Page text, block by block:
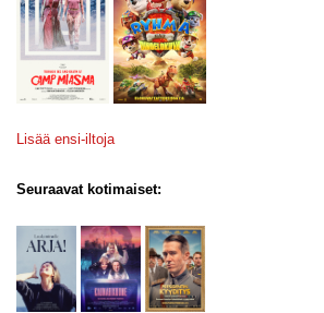
Lisää ensi-iltoja
Seuraavat kotimaiset: